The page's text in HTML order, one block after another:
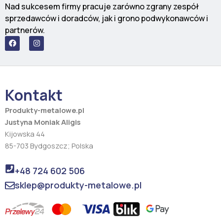
Nad sukcesem firmy pracuje zarówno zgrany zespół
sprzedawców i doradców, jak i grono podwykonawców i
partnerów.
F
a
c
b
k
I
n
s
a
a
m
Kontakt
Produkty-metalowe.pl
Justyna Moniak Aligis
Kijowska 44
85-703 Bydgoszcz; Polska
+48 724 602 506
sklep@produkty-metalowe.pl